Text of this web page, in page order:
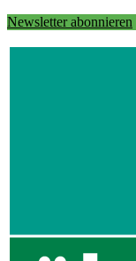
Newsletter abonnieren